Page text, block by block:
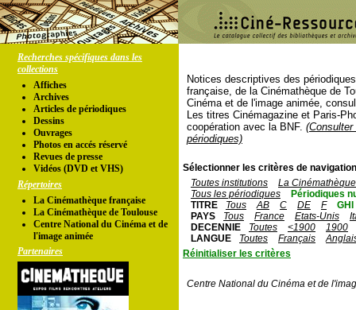
Recherches spécifiques dans les
collections
Affiches
Archives
Articles de périodiques
Dessins
Ouvrages
Photos en accés réservé
Revues de presse
Vidéos (DVD et VHS)
Répertoires
La Cinémathèque française
La Cinémathèque de Toulouse
Centre National du Cinéma et de
l'image animée
Partenaires
Notices descriptives des
française, de la Cinémathèque de
Cinéma et de l'image animée,
Les titres Cinémagazine et Paris-
coopération avec la BNF.
périodiques)
Sélectionner les critères de
Toutes institutions
La
Tous les périodiques
Périodiques
TITRE
Tous AB C DE F
GHI
PAYS
Tous France Etats-Unis
DECENNIE
Toutes <1900
1900
LANGUE
Toutes Français
Réinitialiser les critères
Centre National du Cinéma et de